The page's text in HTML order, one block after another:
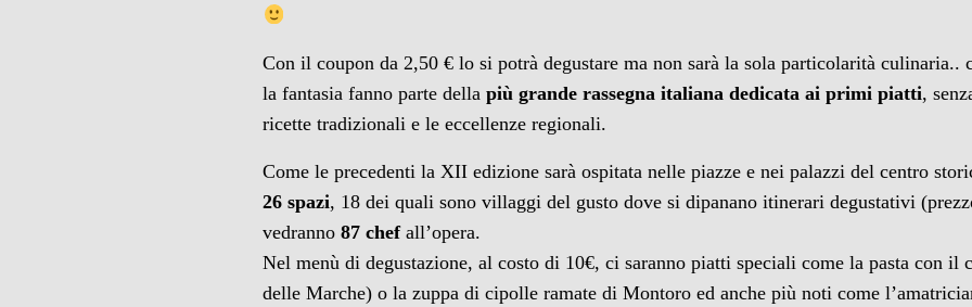
Con il coupon da 2,50 € lo si potrà degustare ma non sarà la sola particolarità culinaria..
la fantasia fanno parte dellapiù grande rassegna italiana dedicata ai primi piatti,
ricette tradizionali e le eccellenze regionali.
Come le precedenti la XII edizione sarà ospitata nelle piazze e nei palazzi del centro
26 spazi, 18 dei quali sono villaggi del gusto dove si dipanano itinerari degustativi
vedranno87 chefall’opera.
Nel menù di degustazione, al costo di 10€, ci saranno piatti speciali come la pasta con il
delle Marche) o la zuppa di cipolle ramate di Montoro ed anche più noti come